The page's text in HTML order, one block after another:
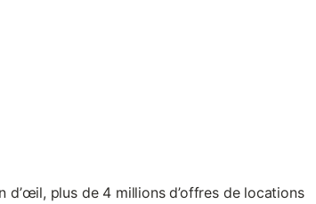
plus de 4 millions d’offres de locations